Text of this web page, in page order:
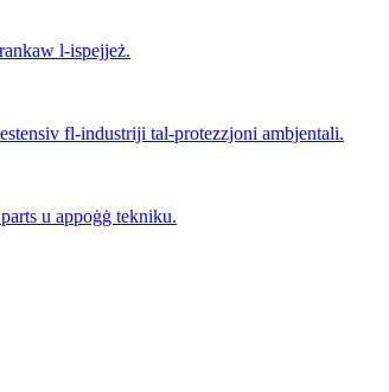
l-ispejjeż.
fl-industriji tal-protezzjoni ambjentali.
u appoġġ tekniku.